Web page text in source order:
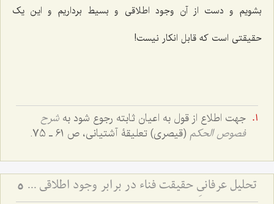
بشویم و دست از آن وجود اطلاقی و بسیط برداریم و این یک
حقیقتی است که قابل انکار نیست!
جهت اطلاع از قول به اعیان ثابته رجوع شود به شرح
فصوص الحکم (قیصری) تعلیقۀ آشتیانی، ص 61 ـ 75.
تحلیل عرفانیِ حقیقت فناء در برابر وجود اطلاقی - نقد استقلال عین ثابت و تبیین صرافت وجود در سلوک شهودی 5